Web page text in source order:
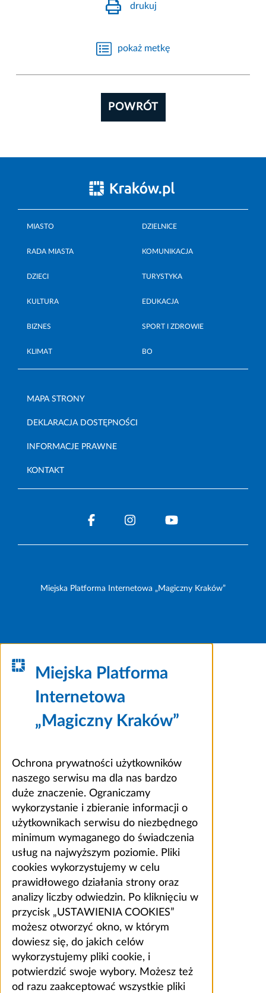
drukuj
pokaż metkę
POWRÓT
MIASTO DZIELNICE
RADA MIASTA KOMUNIKACJA
DZIECI TURYSTYKA
KULTURA EDUKACJA
BIZNES SPORT I ZDROWIE
KLIMAT BO
MAPA STRONY
DEKLARACJA DOSTĘPNOŚCI
INFORMACJE PRAWNE
KONTAKT
Miejska Platforma Internetowa „Magiczny Kraków”
Miejska Platforma
Internetowa
„Magiczny Kraków”
Ochrona prywatności użytkowników
naszego serwisu ma dla nas bardzo
duże znaczenie. Ograniczamy
wykorzystanie i zbieranie informacji o
użytkownikach serwisu do niezbędnego
minimum wymaganego do świadczenia
usług na najwyższym poziomie. Pliki
cookies wykorzystujemy w celu
prawidłowego działania strony oraz
analizy liczby odwiedzin. Po kliknięciu w
przycisk „USTAWIENIA COOKIES”
możesz otworzyć okno, w którym
dowiesz się, do jakich celów
wykorzystujemy pliki cookie, i
potwierdzić swoje wybory. Możesz też
od razu zaakceptować wszystkie pliki